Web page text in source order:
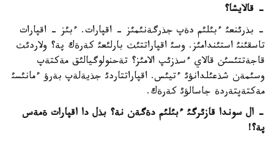
- قالايشا؟
- بذرئنعئ ءبئلئم دةپ جذرگةنئمئز - اقپارات. ءبئز - اقپارات
تاسقئنئ استئندامئز. وسئ اقپاراتتئث بارلئعئ كةرةك پة؟ ولاردئث
قاجةتتئسئن قالاي ءسذزئپ الامئز؟ تةحنولوگيالئق مةكتةپ
وسئمةن شذعئلدانؤئ ءتيئس. اقپاراتتاردئ جذيةلةپ بةرؤ ءمانئسئ
مةكتةپتةردة جاسالؤئ كةرةك.
- ال سوندا قازئرگئ ءبئلئم دةگةن نة؟ بذل دا اقپارات ةمةس
پة؟!